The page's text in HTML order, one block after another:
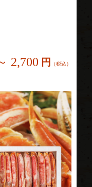
2,700 円 （税込）